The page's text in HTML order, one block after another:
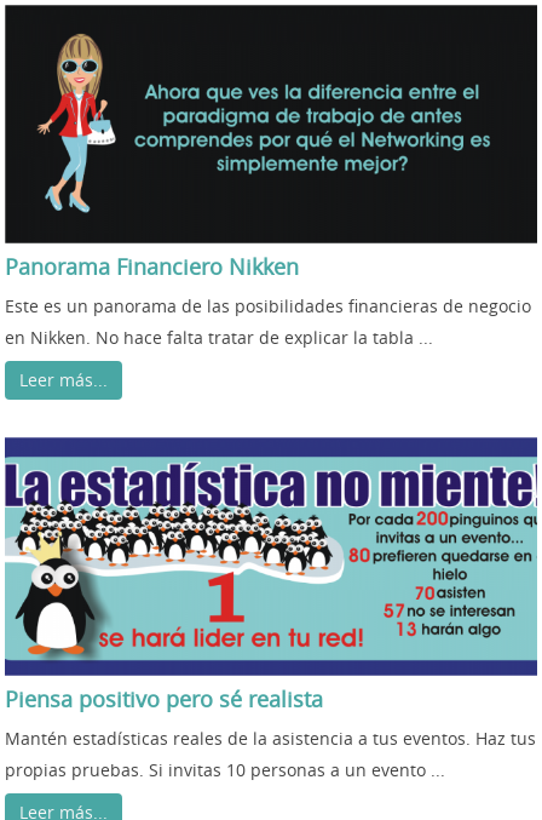
Panorama Financiero Nikken
Este es un panorama de las posibilidades financieras de negocio
en Nikken. No hace falta tratar de explicar la tabla ...
Leer más...
Piensa positivo pero sé realista
Mantén estadísticas reales de la asistencia a tus eventos. Haz tus
propias pruebas. Si invitas 10 personas a un evento ...
Leer más...